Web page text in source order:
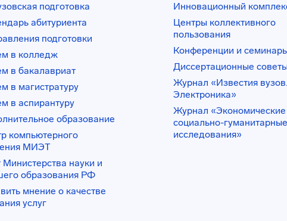
подготовка
абитуриента
подготовки
в колледж
в бакалавриат
в магистратуру
в аспирантуру
образование
компьютерного
МИЭТ
Министерства науки и
образования РФ
мнение о качестве
услуг
Инновационный
Центры коллективного
пользования
Конференции и
Диссертационные советы
Журнал «Известия вузов.
Электроника»
Журнал «Экономические
социально-гуманитарные
исследования»